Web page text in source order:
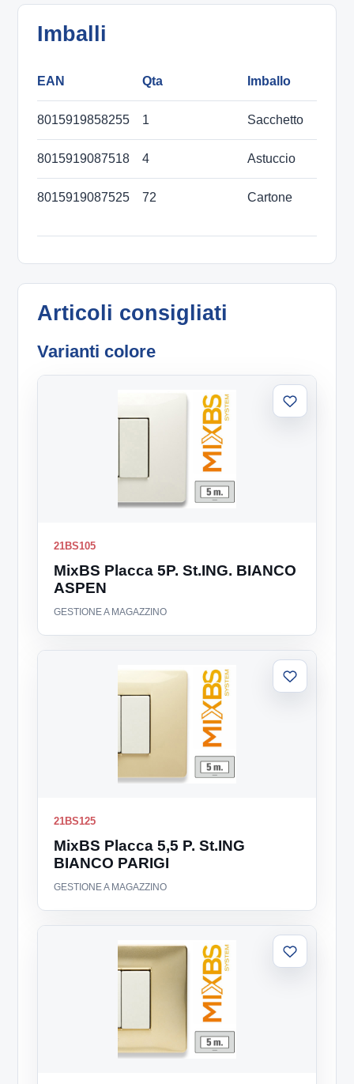
Imballi
EAN Qta Imballo
8015919858255 1 Sacchetto
8015919087518 4 Astuccio
8015919087525 72 Cartone
Articoli consigliati
Varianti colore
21BS105
MixBS Placca 5P. St.ING. BIANCO
ASPEN
GESTIONE A MAGAZZINO
Aggiungi
alla
21BS125
MixBS Placca 5,5 P. St.ING
BIANCO PARIGI
GESTIONE A MAGAZZINO
Aggiungi
alla
Aggiungi
alla